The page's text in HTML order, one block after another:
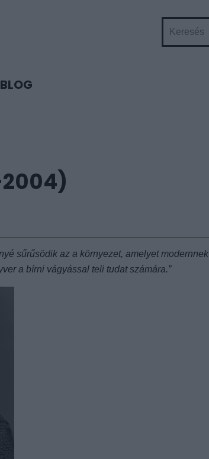
BLOG
2004)
sűrűsödik az a környezet, amelyet modernnek
a bírni vágyással teli tudat számára.”